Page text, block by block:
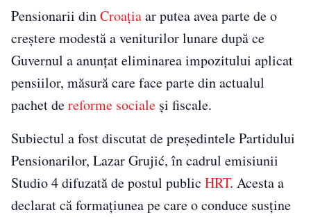
Pensionarii dinCroațiaar putea avea parte de o
creștere modestă a veniturilor lunare după ce
Guvernul a anunțat eliminarea impozitului aplicat
pensiilor, măsură care face parte din actualul
pachet dereforme sociale și fiscale.
Subiectul a fost discutat de președintele Partidului
Pensionarilor, Lazar Grujić, în cadrul emisiunii
Studio 4 difuzată de postul public HRT. Acesta a
declarat că formațiunea pe care o conduce susține